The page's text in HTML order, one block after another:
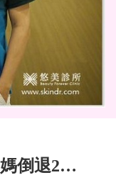
【拉皮手術】李志希媽媽倒退20歲的獨門秘術(術前後分享)